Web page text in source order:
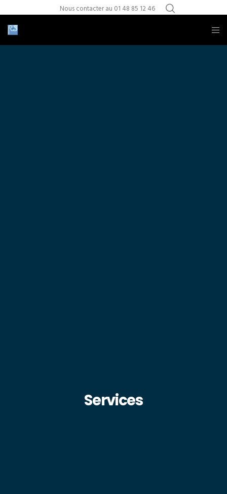
Nous contacter au 01 48 85 12 46
Services